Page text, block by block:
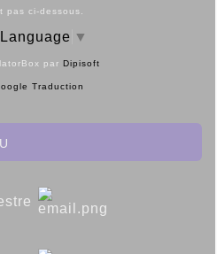
pas ci-dessous.
▼
par Dipisoft
Traduction